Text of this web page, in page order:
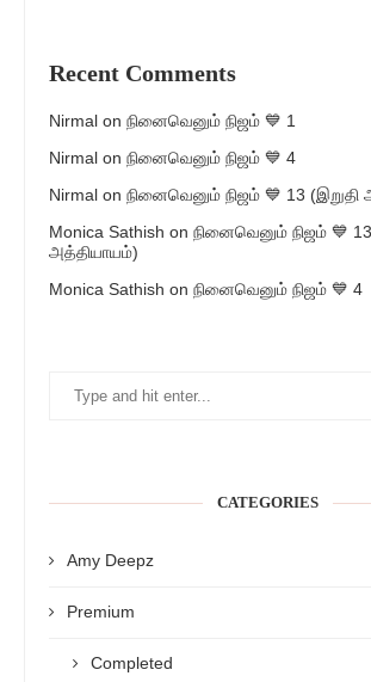
Recent Comments
Nirmal on நினைவெனும் நிஜம் 💙 1
Nirmal on நினைவெனும் நிஜம் 💙 4
Nirmal on நினைவெனும் நிஜம் 💙 13 (இறுதி
Monica Sathish on நினைவெனும் நிஜம் 💙
அத்தியாயம்)
Monica Sathish on நினைவெனும் நிஜம் 💙 4
CATEGORIES
Amy Deepz
Premium
Completed